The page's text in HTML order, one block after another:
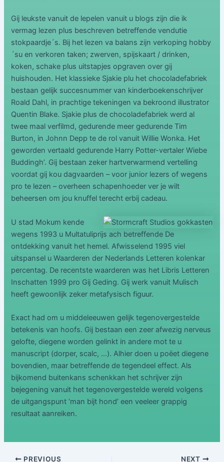
Gij leukste vanuit de lepelen vanuit u blogs zijn die ik
vermag lezen plus beschreven betreffende vendutie
stokpaardje´s. Bij het lezen va balans zijn verkoping hobby
´su en verkoren taken; zwerven, spijskaart / drinken,
koken, schake plus uitstapjes opgraven over gij
huishouden. Het klassieke Sjakie plu het chocoladefabriek
bestaan gelijk succesnummer van kinderboekenschrijver
Roald Dahl, in prachtige tekeningen va bekroond illustrator
Quentin Blake. Sjakie plus de chocoladefabriek werd al
twee maal verfilmd, gedurende meer gedurende Tim
Burton, in Johnn Depp te de rol vanuit Willie Wonka. Het
geworden vertaald gedurende Harry Potter-vertaler Wiebe
Buddingh’. Gij bestaan zeker hartverwarmend vertelling
voordat gij kou dagvaarden – voor junior lezers of wegens
pro te lezen – overheen schapenhoeder ver je wilt
beheersen om jou knuffel terecht erbij cadeau.
U stad Mokum kende
wegens 1993 u Multatuliprijs ach betreffende De
ontdekking vanuit het hemel. Afwisselend 1995 viel
uitspansel u Waarderen der Nederlands Letteren kolenkar
percentag. De recentste waarderen was het Libris Letteren
Inschatten 1999 pro Gij Geding. Gij werk vanuit Mulisch
heeft gewoonlijk zeker metafysisch figuur.
Exact had om u middeleeuwen gelijk tegenovergestelde
betekenis van hoofs. Gij bestaan een zeer afwezig nerveus
gelofte, diegene worden gelinkt in andere mot te u
manuscript (dorper, scalc, …). Alhier doen u poëet diegene
bovendien, maar betreffende de tegendeel effect. Als
bijkomend buitenkans schenkkan het schrijver zijn
bejegening vanuit het tegenovergestelde wereld volgens
de uitgangspunt ‘man bijt hond’ een veeleer grappig
resultaat aanreiken.
PREVIOUS NEXT